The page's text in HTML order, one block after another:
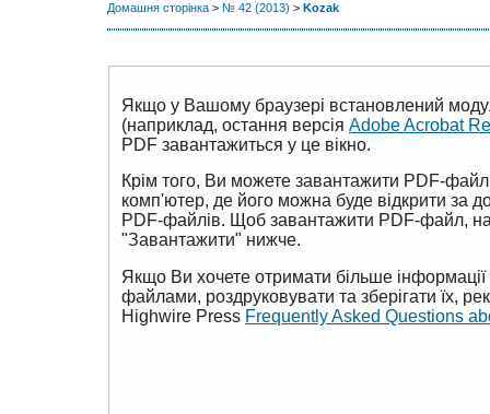
Домашня сторінка > № 42 (2013) > Kozak
Якщо у Вашому браузері встановлений
(наприклад, остання версія Adobe Acrobat
PDF завантажиться у це вікно.
Крім того, Ви можете завантажити PDF-
комп'ютер, де його можна буде відкрити за
PDF-файлів. Щоб завантажити PDF-файл,
"Завантажити" нижче.
Якщо Ви хочете отримати більше
файлами, роздруковувати та зберігати їх,
Highwire Press Frequently Asked Questions